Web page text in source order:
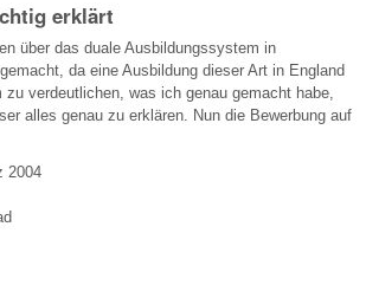
erklärt
über das duale Ausbildungssystem in
da eine Ausbildung dieser Art in England
verdeutlichen, was ich genau gemacht habe,
alles genau zu erklären. Nun die Bewerbung auf
2004